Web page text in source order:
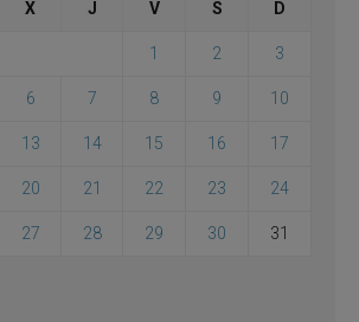
X J V S D
1 2 3
6 7 8 9 10
13 14 15 16 17
20 21 22 23 24
27 28 29 30 31